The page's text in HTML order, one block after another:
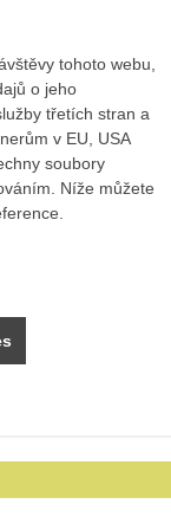
tohoto webu,
o jeho
třetích stran a
v EU, USA
soubory
Níže můžete